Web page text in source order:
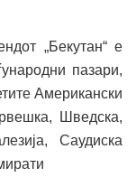
„Бекутан“ е
пазари,
Американски
Шведска,
Саудиска